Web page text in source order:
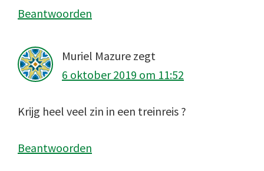
Beantwoorden
Muriel Mazure zegt
6 oktober 2019 om 11:52
Krijg heel veel zin in een treinreis ?
Beantwoorden